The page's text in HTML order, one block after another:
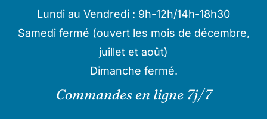
Lundi au Vendredi : 9h-12h/14h-18h30
Samedi fermé (ouvert les mois de décembre,
juillet et août)
Dimanche fermé.
Commandes en ligne 7j/7